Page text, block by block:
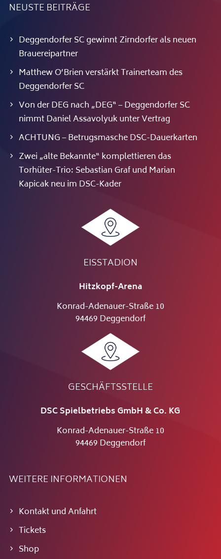
NEUSTE BEITRÄGE
Deggendorfer SC gewinnt Zirndorfer als neuen
Brauereipartner
Matthew O’Brien verstärkt Trainerteam des
Deggendorfer SC
Von der DEG nach „DEG“ – Deggendorfer SC
nimmt Daniel Assavolyuk unter Vertrag
ACHTUNG – Betrugsmasche DSC-Dauerkarten
Zwei „alte Bekannte“ komplettieren das
Torhüter-Trio: Sebastian Graf und Marian
Kapicak neu im DSC-Kader
EISSTADION
Hitzkopf-Arena
Konrad-Adenauer-Straße 10
94469 Deggendorf
GESCHÄFTSSTELLE
DSC Spielbetriebs GmbH & Co. KG
Konrad-Adenauer-Straße 10
94469 Deggendorf
WEITERE INFORMATIONEN
Kontakt und Anfahrt
Tickets
Shop